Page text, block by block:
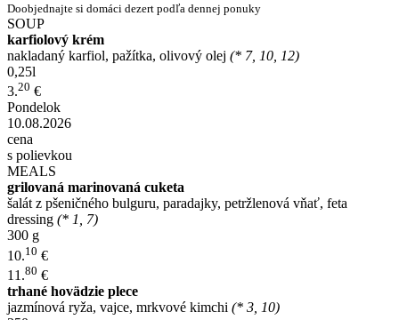
Doobjednajte si domáci dezert podľa dennej ponuky
SOUP
karfiolový krém
nakladaný karfiol, pažítka, olivový olej (* 7, 10, 12)
0,25l
3.20 €
Pondelok
10.08.2026
cena
s polievkou
MEALS
grilovaná marinovaná cuketa
šalát z pšeničného bulguru, paradajky, petržlenová vňať, feta
dressing (* 1, 7)
300 g
10.10 €
11.80 €
trhané hovädzie plece
jazmínová ryža, vajce, mrkvové kimchi (* 3, 10)